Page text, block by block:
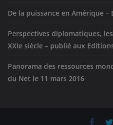
De la puissance en Amérique
Perspectives diplomatiques,
XXIe siècle – publié aux
Panorama des ressources
du Net le 11 mars 2016